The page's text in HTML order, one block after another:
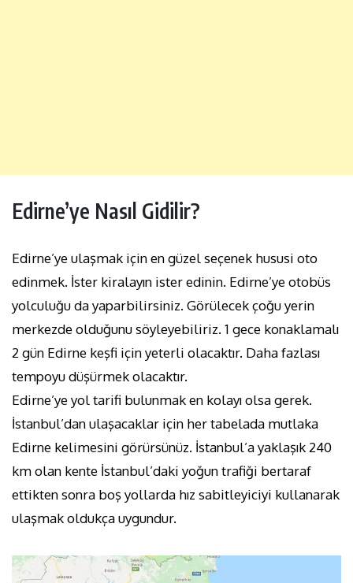
Edirne’ye Nasıl Gidilir?
Edirne’ye ulaşmak için en güzel seçenek hususi oto
edinmek. İster kiralayın ister edinin. Edirne’ye otobüs
yolculuğu da yaparbilirsiniz. Görülecek çoğu yerin
merkezde olduğunu söyleyebiliriz. 1 gece konaklamalı
2 gün Edirne keşfi için yeterli olacaktır. Daha fazlası
tempoyu düşürmek olacaktır.
Edirne’ye yol tarifi bulunmak en kolayı olsa gerek.
İstanbul’dan ulaşacaklar için her tabelada mutlaka
Edirne kelimesini görürsünüz. İstanbul’a yaklaşık 240
km olan kente İstanbul’daki yoğun trafiği bertaraf
ettikten sonra boş yollarda hız sabitleyiciyi kullanarak
ulaşmak oldukça uygundur.